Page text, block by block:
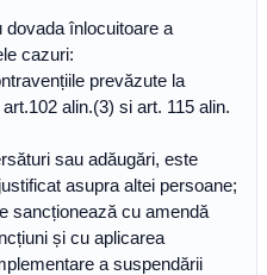
înlocuitoare a
cazuri:
prevăzute la
alin.(3) si art. 115 alin.
sau adăugări, este
asupra altei persoane;
sancționează cu amendă
și cu aplicarea
a suspendării